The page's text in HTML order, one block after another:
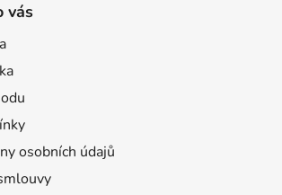
vás
osobních údajů